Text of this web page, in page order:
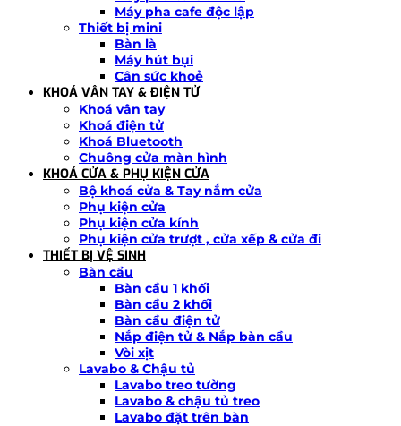
Máy pha cafe độc lập
Thiết bị mini
Bàn là
Máy hút bụi
Cân sức khoẻ
KHOÁ VÂN TAY & ĐIỆN TỬ
Khoá vân tay
Khoá điện tử
Khoá Bluetooth
Chuông cửa màn hình
KHOÁ CỬA & PHỤ KIỆN CỬA
Bộ khoá cửa & Tay nắm cửa
Phụ kiện cửa
Phụ kiện cửa kính
Phụ kiện cửa trượt , cửa xếp & cửa đi
THIẾT BỊ VỆ SINH
Bàn cầu
Bàn cầu 1 khối
Bàn cầu 2 khối
Bàn cầu điện tử
Nắp điện tử & Nắp bàn cầu
Vòi xịt
Lavabo & Chậu tủ
Lavabo treo tường
Lavabo & chậu tủ treo
Lavabo đặt trên bàn